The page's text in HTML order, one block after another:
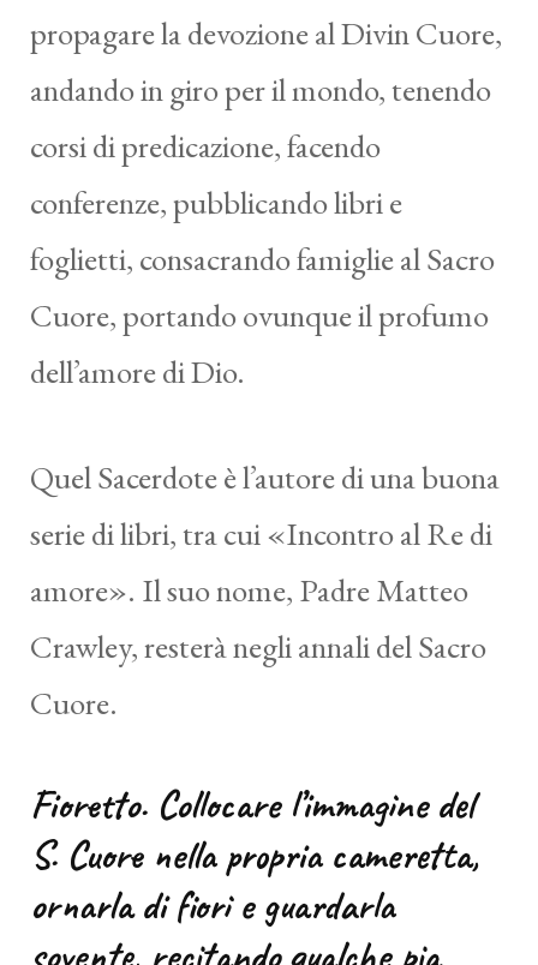
propagare la devozione al Divin Cuore,
andando in giro per il mondo, tenendo
corsi di predicazione, facendo
conferenze, pubblicando libri e
foglietti, consacrando famiglie al Sacro
Cuore, portando ovunque il profumo
dell’amore di Dio.
Quel Sacerdote è l’autore di una buona
serie di libri, tra cui «Incontro al Re di
amore». Il suo nome, Padre Matteo
Crawley, resterà negli annali del Sacro
Cuore.
Fioretto. Collocare l’immagine del
S. Cuore nella propria cameretta,
ornarla di fiori e guardarla